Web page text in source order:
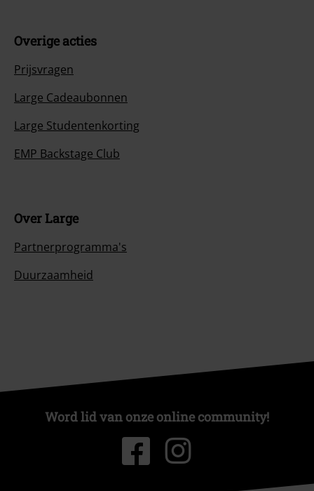
Overige acties
Prijsvragen
Large Cadeaubonnen
Large Studentenkorting
EMP Backstage Club
Over Large
Partnerprogramma's
Duurzaamheid
Word lid van onze online community!